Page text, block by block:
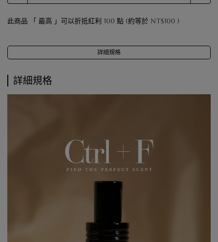
【滿額好禮】 C/F 品牌訂製｜麂皮袋（顏色隨機出貨）
此商品 「 最高 」可以折抵紅利 100 點 (約等於 NT$100 )
詳細規格
詳細規格